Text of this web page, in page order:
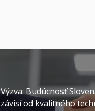
Výzva: Budúcnosť
závisí od kvalitného